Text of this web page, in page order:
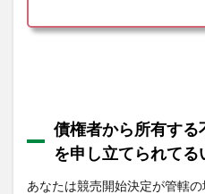
債権者から所有す
を申し立てられてる
あなたは競売開始決定が管轄